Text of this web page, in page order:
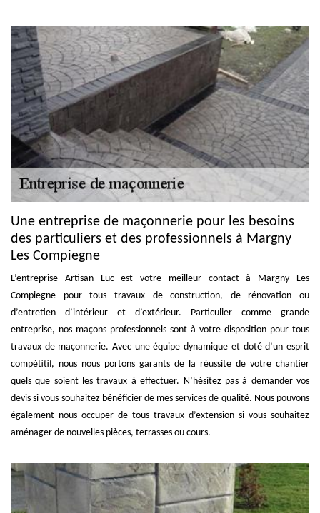
Une entreprise de maçonnerie pour les besoins
des particuliers et des professionnels à Margny
Les Compiegne
L’entreprise Artisan Luc est votre meilleur contact à Margny Les
Compiegne pour tous travaux de construction, de rénovation ou
d’entretien d’intérieur et d’extérieur. Particulier comme grande
entreprise, nos maçons professionnels sont à votre disposition pour tous
travaux de maçonnerie. Avec une équipe dynamique et doté d’un esprit
compétitif, nous nous portons garants de la réussite de votre chantier
quels que soient les travaux à effectuer. N’hésitez pas à demander vos
devis si vous souhaitez bénéficier de mes services de qualité. Nous pouvons
également nous occuper de tous travaux d’extension si vous souhaitez
aménager de nouvelles pièces, terrasses ou cours.